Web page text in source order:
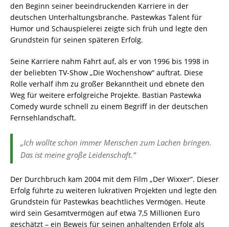
den Beginn seiner beeindruckenden Karriere in der
deutschen Unterhaltungsbranche. Pastewkas Talent für
Humor und Schauspielerei zeigte sich früh und legte den
Grundstein für seinen späteren Erfolg.
Seine Karriere nahm Fahrt auf, als er von 1996 bis 1998 in
der beliebten TV-Show „Die Wochenshow“ auftrat. Diese
Rolle verhalf ihm zu großer Bekanntheit und ebnete den
Weg für weitere erfolgreiche Projekte. Bastian Pastewka
Comedy wurde schnell zu einem Begriff in der deutschen
Fernsehlandschaft.
„Ich wollte schon immer Menschen zum Lachen bringen.
Das ist meine große Leidenschaft.“
Der Durchbruch kam 2004 mit dem Film „Der Wixxer“. Dieser
Erfolg führte zu weiteren lukrativen Projekten und legte den
Grundstein für Pastewkas beachtliches Vermögen. Heute
wird sein Gesamtvermögen auf etwa 7,5 Millionen Euro
geschätzt – ein Beweis für seinen anhaltenden Erfolg als